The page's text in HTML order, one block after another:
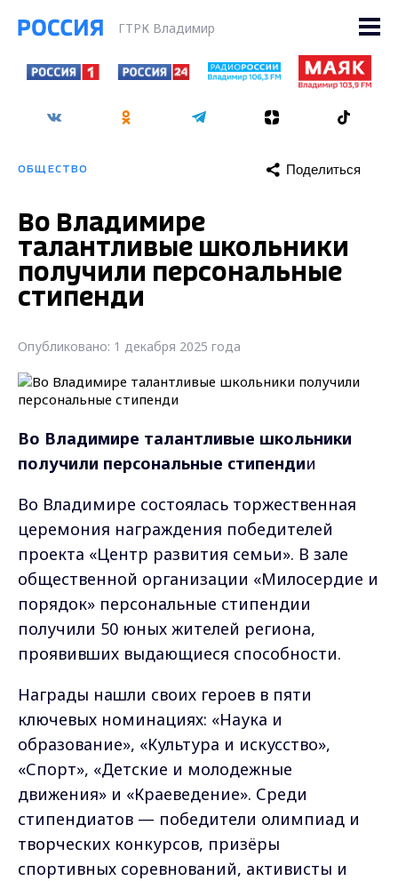
ГТРК Владимир
ОБЩЕСТВО Поделиться
Во Владимире
талантливые школьники
получили персональные
стипенди
Опубликовано: 1 декабря 2025 года
Во Владимире талантливые школьники
получили персональные стипендии
Во Владимире состоялась торжественная
церемония награждения победителей
проекта «Центр развития семьи». В зале
общественной организации «Милосердие и
порядок» персональные стипендии
получили 50 юных жителей региона,
проявивших выдающиеся способности.
Награды нашли своих героев в пяти
ключевых номинациях: «Наука и
образование», «Культура и искусство»,
«Спорт», «Детские и молодежные
движения» и «Краеведение». Среди
стипендиатов — победители олимпиад и
творческих конкурсов, призёры
спортивных соревнований, активисты и